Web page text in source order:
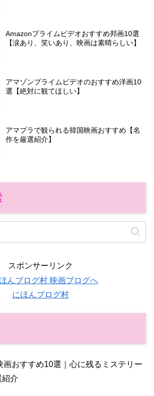
Amazonプライムビデオおすすめ邦画10選
【涙あり、笑いあり、映画は素晴らしい】
アマゾンプライムビデオのおすすめ洋画10
選【絶対に観てほしい】
アマプラで観られる韓国映画おすすめ【名
作を厳選紹介】
スポンサーリンク
にほんブログ村
画おすすめ10選｜心に残るミステリー
紹介